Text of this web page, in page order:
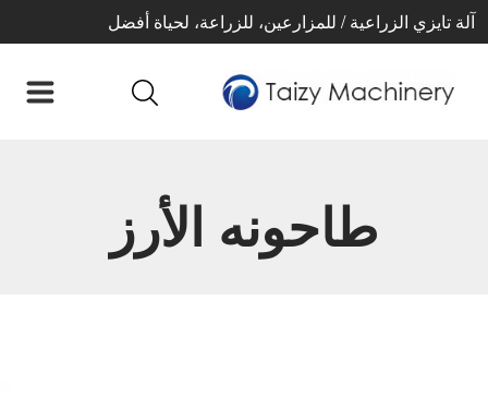
آلة تايزي الزراعية / للمزارعين، للزراعة، لحياة أفضل
طاحونه الأرز